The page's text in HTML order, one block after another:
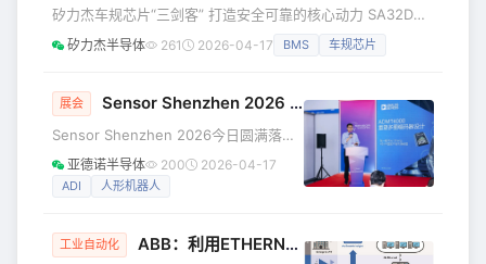
新方案。 🎯各领域
矽力杰车规芯片“三剑客” 打造安全可靠的核心动力 SA32D
MCU + SA47321 PMIC + SA63122C AFE 在新能源智能汽
速、每一次精准转向，而这一切的核心支撑必不可少高性能车
规MCU芯片。 矽力杰半导体凭借深厚的技术积淀与对汽车电
子场景的深刻理解，历经三年重磅推出BM
矽力杰半导体 261 2026-04-17 BMS 车规芯片
展会 Sensor Shenzhen 2026 专家视角丨解读下一代压力传感技术与人形机器人创新趋势
Sensor Shenzhen 2026今日圆满落
幕，ADI不仅在展台秀出多款创新传感解
决方案（👉点击查看精彩Demo解
机器人等热门领域的最新进展，并对未
亚德诺半导体 200 2026-04-17
ADI 人形机器人
工业自动化 ABB：利用ETHERNET-APL共创更智能的过程自动化